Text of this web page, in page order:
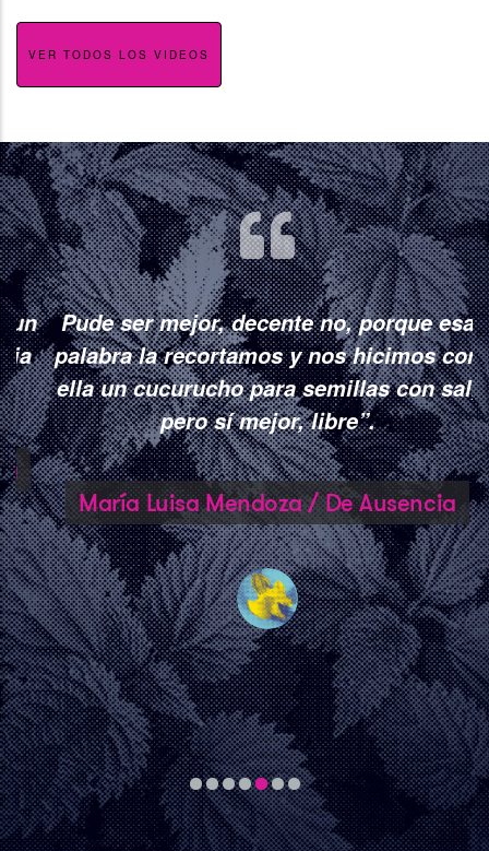
VER TODOS LOS VIDEOS
Pude ser mejor, decente no, porque esa
palabra la recortamos y nos hicimos con
ella un cucurucho para semillas con sal,
pero sí mejor, libre”.
María Luisa Mendoza / De Ausencia